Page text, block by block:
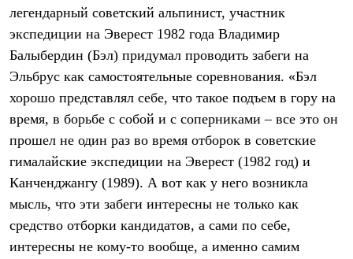
Софтшелл одежда
Куртки
Брюки
Флисовая одежда
Куртки
Брюки
Термобелье
Теплое термобелье
Среднее термобелье
Лёгкая одежда
Футболки
Толстовки
Брюки
легендарный советский альпинист, участник
экспедиции на Эверест 1982 года Владимир
Балыбердин (Бэл) придумал проводить забеги на
Эльбрус как самостоятельные соревнования. «Бэл
хорошо представлял себе, что такое подъем в гору на
время, в борьбе с собой и с соперниками – все это он
прошел не один раз во время отборок в советские
гималайские экспедиции на Эверест (1982 год) и
Канченджангу (1989). А вот как у него возникла
мысль, что эти забеги интересны не только как
средство отборки кандидатов, а сами по себе,
интересны не кому-то вообще, а именно самим